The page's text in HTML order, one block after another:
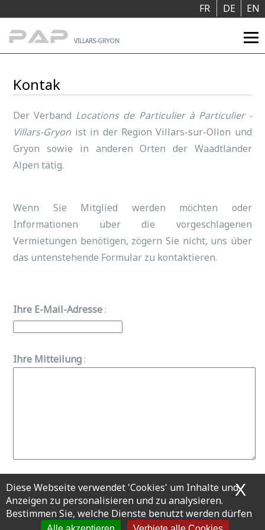
Diese Webseite verwendet 'Cookies' um Inhalte und
Anzeigen zu personalisieren und zu analysieren.
Bestimmen Sie, welche Dienste benutzt werden dürfen
X
EN
DE
FR
VILLARS-GRYON
Kontak
Der Verband Locations de Particulier à Particulier -
Villars-Gryon ist in der Region Villars-sur-Ollon und
Gryon sowie in anderen Orten der Waadtländer
Alpen tätig.
Wenn Sie Mitglied werden möchten oder
Informationen über die vorgeschlagenen
Vermietungen benötigen, zögern Sie nicht, uns über
das untenstehende Formular zu kontaktieren.
Ihre E-Mail-Adresse:
Ihre Mitteilung: